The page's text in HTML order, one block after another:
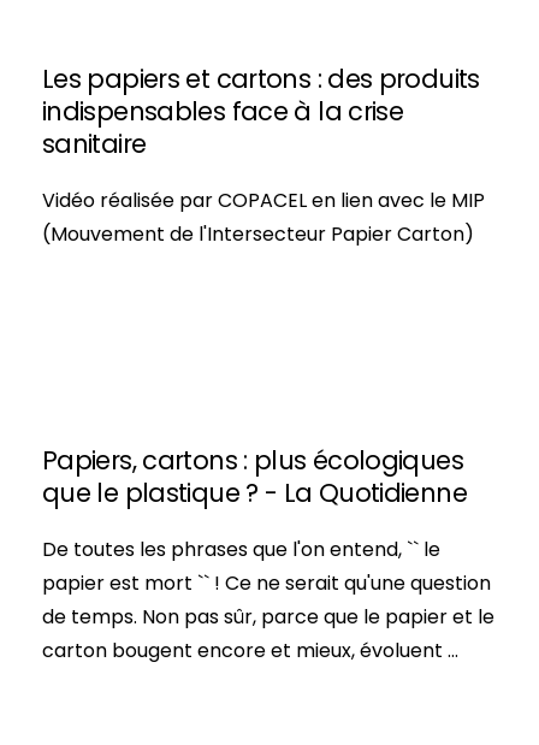
Les papiers et cartons : des produits
indispensables face à la crise
sanitaire
Vidéo réalisée par COPACEL en lien avec le MIP
(Mouvement de l'Intersecteur Papier Carton)
Papiers, cartons : plus écologiques
que le plastique ? - La Quotidienne
De toutes les phrases que l'on entend, `` le
papier est mort `` ! Ce ne serait qu'une question
de temps. Non pas sûr, parce que le papier et le
carton bougent encore et mieux, évoluent ...